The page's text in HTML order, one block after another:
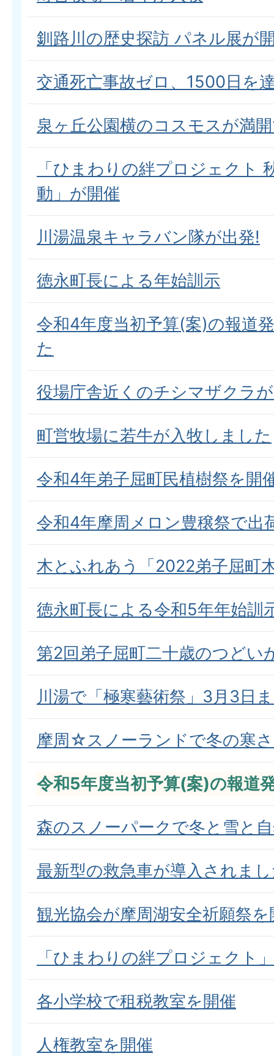
釧路川の歴史探訪 パネル展が
交通死亡事故ゼロ、1500日を
泉ヶ丘公園横のコスモスが満
「ひまわりの絆プロジェクト
動」が開催
川湯温泉キャラバン隊が出発!
徳永町長による年始訓示
令和4年度当初予算(案)の報道
た
役場庁舎近くのチシマザクラ
町営牧場に若牛が入牧しました
令和4年弟子屈町民植樹祭を開
令和4年摩周メロン豊穣祭で出
木とふれあう「2022弟子屈町
徳永町長による令和5年年始訓
第2回弟子屈町二十歳のつどい
川湯で「極寒藝術祭」3月3日
摩周☆スノーランドで冬の寒
令和5年度当初予算(案)の報道
森のスノーパークで冬と雪と
最新型の救急車が導入されま
観光協会が摩周湖安全祈願祭を
「ひまわりの絆プロジェクト
各小学校で租税教室を開催
人権教室を開催